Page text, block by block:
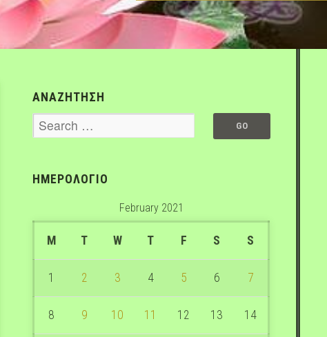
ΑΝΑΖΗΤΗΣΗ
ΗΜΕΡΟΛΟΓΙΟ
February 2021
M T W T F S S
1 2 3 4 5 6 7
8 9 10 11 12 13 14